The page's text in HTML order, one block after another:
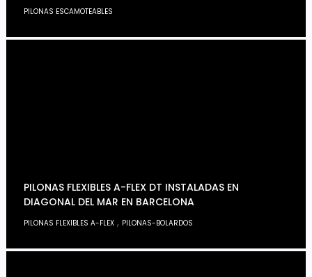
PILONAS ESCAMOTEABLES
PILONAS FLEXIBLES A-FLEX DT INSTALADAS EN
DIAGONAL DEL MAR EN BARCELONA
PILONAS FLEXIBLES A-FLEX , PILONAS-BOLARDOS